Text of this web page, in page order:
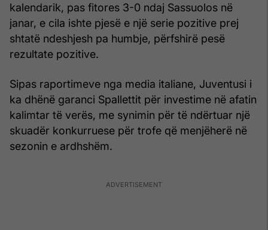
kalendarik, pas fitores 3-0 ndaj Sassuolos në
janar, e cila ishte pjesë e një serie pozitive prej
shtatë ndeshjesh pa humbje, përfshirë pesë
rezultate pozitive.
Sipas raportimeve nga media italiane, Juventusi i
ka dhënë garanci Spallettit për investime në afatin
kalimtar të verës, me synimin për të ndërtuar një
skuadër konkurruese për trofe që menjëherë në
sezonin e ardhshëm.